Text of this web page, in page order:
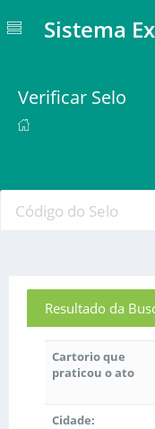
Sistema
Verificar Selo
Cartorio que
praticou o ato
Cidade: